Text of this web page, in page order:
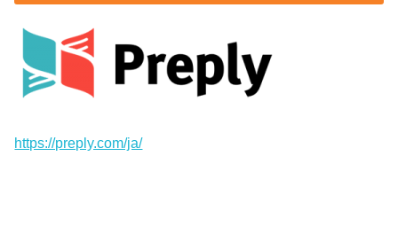
https://preply.com/ja/